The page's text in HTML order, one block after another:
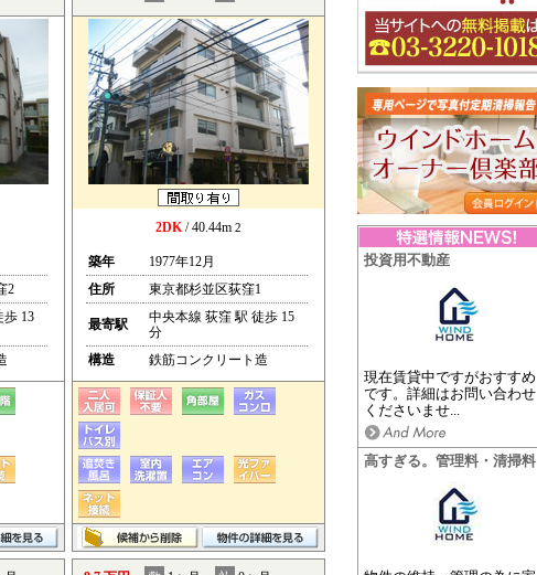
投資用不動産
現在賃貸中ですがおすすめ
です。詳細はお問い合わせ
くださいませ...
高すぎる。管理料・清掃料
2
13
2DK/ 40.44m 2
築年
1977年12月
住所
東京都杉並区荻窪1
最寄駅
中央本線 荻窪 駅 徒歩 15
分
構造
鉄筋コンクリート造